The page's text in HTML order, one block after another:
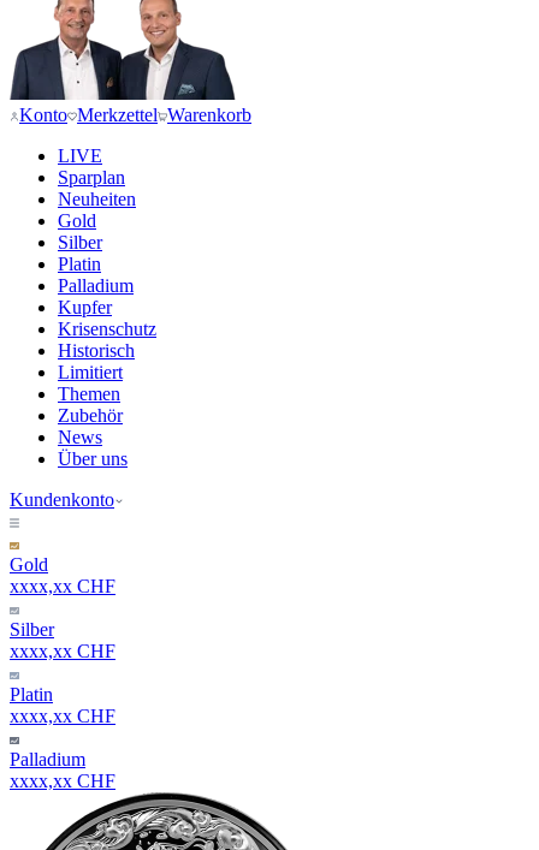
Konto Merkzettel Warenkorb
LIVE
Sparplan
Neuheiten
Gold
Silber
Platin
Palladium
Kupfer
Krisenschutz
Historisch
Limitiert
Themen
Zubehör
News
Über uns
Kundenkonto
Gold
xxxx,xx CHF
Silber
xxxx,xx CHF
Platin
xxxx,xx CHF
Palladium
xxxx,xx CHF